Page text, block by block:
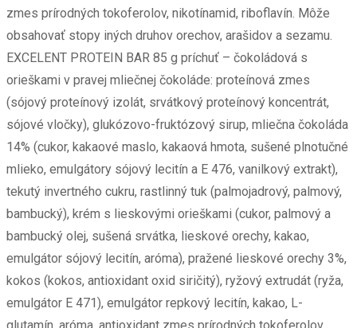
zmes prírodných tokoferolov, nikotínamid, riboflavín. Môže
obsahovať stopy iných druhov orechov, arašidov a sezamu.
EXCELENT PROTEIN BAR 85 g príchuť – čokoládová s
orieškami v pravej mliečnej čokoláde: proteínová zmes
(sójový proteínový izolát, srvátkový proteínový koncentrát,
sójové vločky), glukózovo-fruktózový sirup, mliečna čokoláda
14% (cukor, kakaové maslo, kakaová hmota, sušené plnotučné
mlieko, emulgátory sójový lecitín a E 476, vanilkový extrakt),
tekutý invertného cukru, rastlinný tuk (palmojadrový, palmový,
bambucký), krém s lieskovými orieškami (cukor, palmový a
bambucký olej, sušená srvátka, lieskové orechy, kakao,
emulgátor sójový lecitín, aróma), pražené lieskové orechy 3%,
kokos (kokos, antioxidant oxid siričitý), ryžový extrudát (ryža,
emulgátor E 471), emulgátor repkový lecitín, kakao, L-